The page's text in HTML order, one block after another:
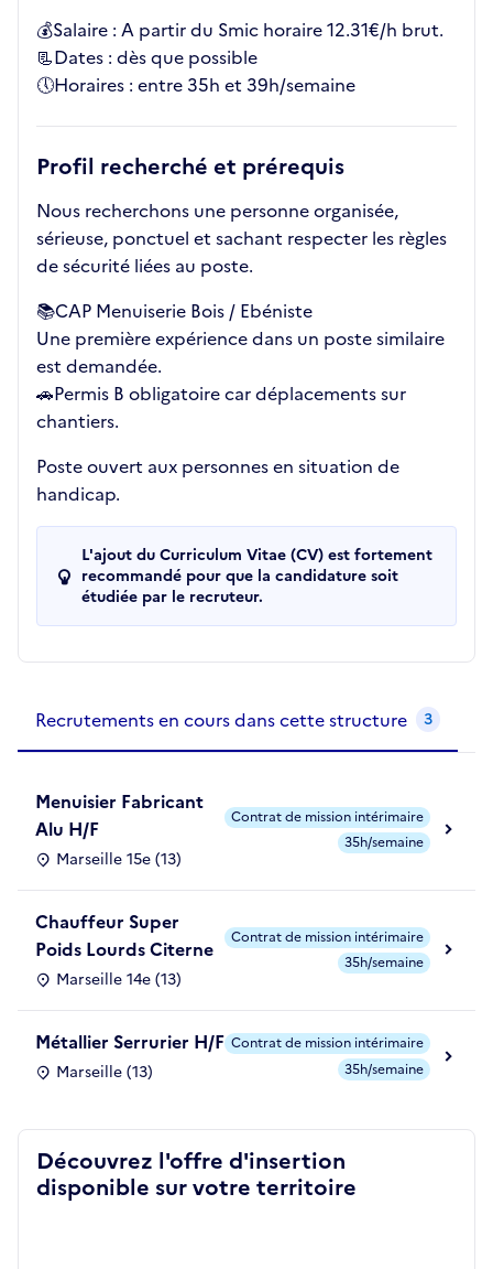
💰Salaire : A partir du Smic horaire 12.31€/h brut.
📃Dates : dès que possible
🕔Horaires : entre 35h et 39h/semaine
Profil recherché et prérequis
Nous recherchons une personne organisée,
sérieuse, ponctuel et sachant respecter les règles
de sécurité liées au poste.
📚CAP Menuiserie Bois / Ebéniste
Une première expérience dans un poste similaire
est demandée.
🚗Permis B obligatoire car déplacements sur
chantiers.
Poste ouvert aux personnes en situation de
handicap.
L'ajout du Curriculum Vitae (CV) est fortement
recommandé pour que la candidature soit
étudiée par le recruteur.
Recrutements en cours dans cette structure 3
Menuisier Fabricant
Alu H/F
Marseille 15e (13)
Contrat de mission intérimaire
35h/semaine
Chauffeur Super
Poids Lourds Citerne
Marseille 14e (13)
Contrat de mission intérimaire
35h/semaine
Métallier Serrurier H/F
Marseille (13)
Contrat de mission intérimaire
35h/semaine
Découvrez l'offre d'insertion
disponible sur votre territoire